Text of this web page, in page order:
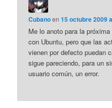
Cubanoen15 octubre 2009
Me lo anoto para la
con Ubuntu, pero que las
vienen por defecto puedan
sigue pareciendo, para un
usuario común, un error.